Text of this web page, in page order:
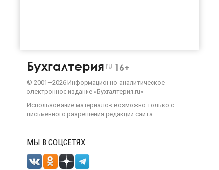
Бухгалтерия ru 16+
© 2001—2026 Информационно-аналитическое
электронное издание «Бухгалтерия.ru»
Использование материалов возможно только с
письменного разрешения редакции сайта
МЫ В СОЦСЕТЯХ